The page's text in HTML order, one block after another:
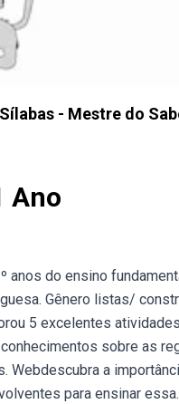
- Mestre do
Ano
do ensino
Gênero listas/
5 excelentes
sobre as
a
para ensinar